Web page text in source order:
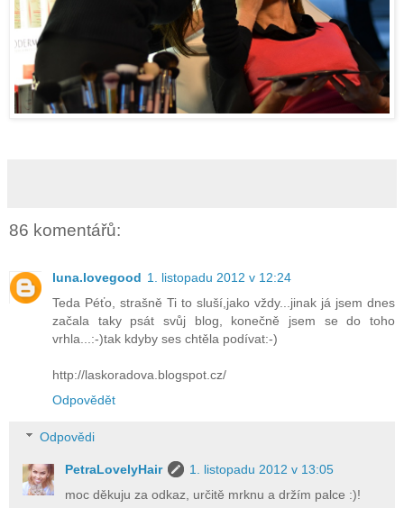
86 komentářů:
luna.lovegood 1. listopadu 2012 v 12:24
Teda Péťo, strašně Ti to sluší,jako vždy...jinak já jsem dnes
začala taky psát svůj blog, konečně jsem se do toho
vrhla...:-)tak kdyby ses chtěla podívat:-)
http://laskoradova.blogspot.cz/
Odpovědět
Odpovědi
PetraLovelyHair
1. listopadu 2012 v 13:05
moc děkuju za odkaz, určitě mrknu a držím palce :)!